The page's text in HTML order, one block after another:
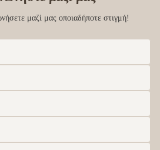
μαζί μας οποιαδήποτε στιγμή!